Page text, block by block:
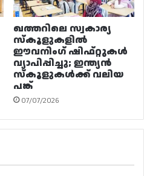
ഖത്തറിലെ സ്വകാര്യ
സ്കൂളുകളിൽ
ഈവനിംഗ് ഷിഫ്റ്റുകൾ
വ്യാപിപ്പിച്ചു; ഇന്ത്യൻ
സ്കൂളുകൾക്ക് വലിയ
പങ്ക്
07/07/2026